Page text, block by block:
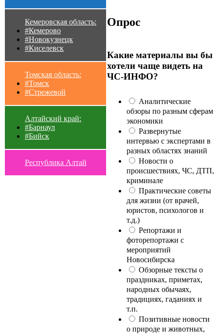
Кемеровская область:
#Кемерово
#Новокузнецк
#Киселевск
Томская область:
#Томск
#Стрежевой
Алтайский край:
#Барнаул
#Бийск
Республика Алтай
Опрос
Какие материалы вы бы
хотели чаще видеть на
ЧС-ИНФО?
Аналитические
обзоры по разным сферам
экономики
Развернутые
интервью с экспертами в
разных областях знаний
Новости о
происшествиях, ЧС, ДТП,
криминале
Практические советы
для жизни (от врачей,
юристов, психологов и
т.д.)
Репортажи и
фоторепортажи с
мероприятий
Новосибирска
Обзорные тексты о
праздниках, приметах,
народных обычаях,
традициях, гаданиях и
т.п.
Позитивные новости
о природе и животных,